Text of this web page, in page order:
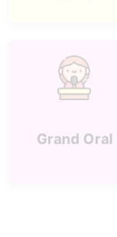
Grand Oral